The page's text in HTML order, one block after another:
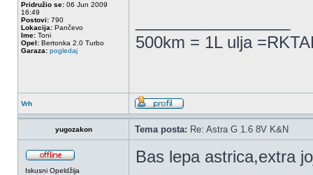
Pridružio se: 06 Jun 2009
16:49
Postovi: 790
Lokacija: Pančevo
Ime: Toni
Opel: Bertonka 2.0 Turbo
Garaza: pogledaj
500km = 1L ulja
Vrh
yugozakon Tema posta: Re: Astra G 1.6 8V K&N
Iskusni Opeldžija
Bas lepa astrica,extra